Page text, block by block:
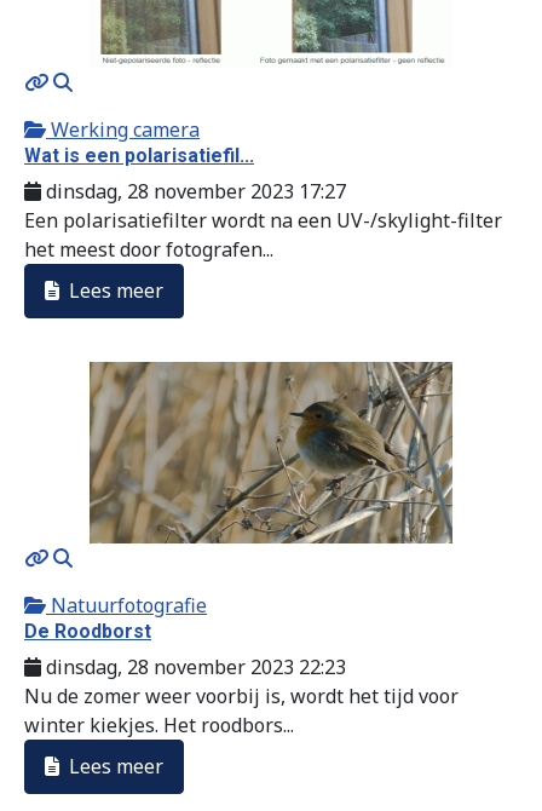
MOD_JTCS_VIEW_ARTICLE_LINK
Werking camera
Wat is een polarisatiefil...
dinsdag, 28 november 2023 17:27
Een polarisatiefilter wordt na een UV-/skylight-filter
het meest door fotografen...
Lees meer
MOD_JTCS_VIEW_ARTICLE_LINK
Natuurfotografie
De Roodborst
dinsdag, 28 november 2023 22:23
Nu de zomer weer voorbij is, wordt het tijd voor
winter kiekjes. Het roodbors...
Lees meer